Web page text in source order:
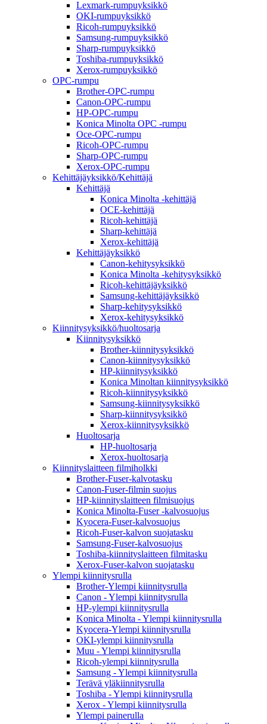
Lexmark-rumpuyksikkö
OKI-rumpuyksikkö
Ricoh-rumpuyksikkö
Samsung-rumpuyksikkö
Sharp-rumpuyksikkö
Toshiba-rumpuyksikkö
Xerox-rumpuyksikkö
OPC-rumpu
Brother-OPC-rumpu
Canon-OPC-rumpu
HP-OPC-rumpu
Konica Minolta OPC -rumpu
Oce-OPC-rumpu
Ricoh-OPC-rumpu
Sharp-OPC-rumpu
Xerox-OPC-rumpu
Kehittäjäyksikkö/Kehittäjä
Kehittäjä
Konica Minolta -kehittäjä
OCE-kehittäjä
Ricoh-kehittäjä
Sharp-kehittäjä
Xerox-kehittäjä
Kehittäjäyksikkö
Canon-kehitysyksikkö
Konica Minolta -kehitysyksikkö
Ricoh-kehittäjäyksikkö
Samsung-kehittäjäyksikkö
Sharp-kehitysyksikkö
Xerox-kehitysyksikkö
Kiinnitysyksikkö/huoltosarja
Kiinnitysyksikkö
Brother-kiinnitysyksikkö
Canon-kiinnitysyksikkö
HP-kiinnitysyksikkö
Konica Minoltan kiinnitysyksikkö
Ricoh-kiinnitysyksikkö
Samsung-kiinnitysyksikkö
Sharp-kiinnitysyksikkö
Xerox-kiinnitysyksikkö
Huoltosarja
HP-huoltosarja
Xerox-huoltosarja
Kiinnityslaitteen filmiholkki
Brother-Fuser-kalvotasku
Canon-Fuser-filmin suojus
HP-kiinnityslaitteen filmisuojus
Konica Minolta-Fuser -kalvosuojus
Kyocera-Fuser-kalvosuojus
Ricoh-Fuser-kalvon suojatasku
Samsung-Fuser-kalvosuojus
Toshiba-kiinnityslaitteen filmitasku
Xerox-Fuser-kalvon suojatasku
Ylempi kiinnitysrulla
Brother-Ylempi kiinnitysrulla
Canon - Ylempi kiinnitysrulla
HP-ylempi kiinnitysrulla
Konica Minolta - Ylempi kiinnitysrulla
Kyocera-Ylempi kiinnitysrulla
OKI-ylempi kiinnitysrulla
Muu - Ylempi kiinnitysrulla
Ricoh-ylempi kiinnitysrulla
Samsung - Ylempi kiinnitysrulla
Terävä yläkiinnitysrulla
Toshiba - Ylempi kiinnitysrulla
Xerox - Ylempi kiinnitysrulla
Ylempi painerulla